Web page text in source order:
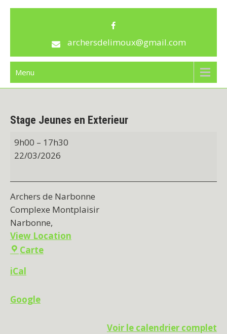
Skiparchersdelimoux
archersdelimoux@gmail.com
Menu
Stage Jeunes en Exterieur
Stage
Jeunes
9h00 – 17h30
22/03/2026
Archers de Narbonne
Complexe Montplaisir
Narbonne,
View Location
CarteArchers
iCal
Google
Voir le calendrier complet